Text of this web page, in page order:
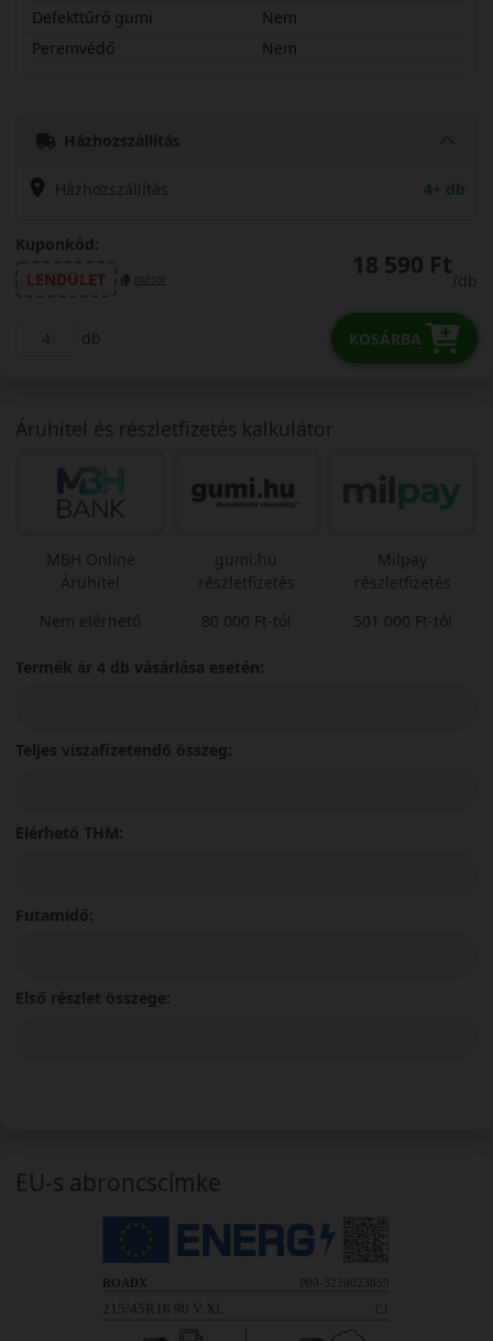
Defekttűrő gumi
Nem
Peremvédő
Nem
Házhozszállítás
Házhozszállítás 4+ db
Kuponkód:
LENDÜLET
másol 18 590 Ft
/db
db KOSÁRBA
Áruhitel és részletfizetés kalkulátor
MBH Online
Áruhitel
Nem elérhető
gumi.hu
részletfizetés
80 000 Ft-tól
Milpay
részletfizetés
501 000 Ft-tól
Termék ár 4 db vásárlása esetén:
Teljes viszafizetendő összeg:
Elérhető THM:
Futamidő:
Első részlet összege:
EU-s abroncscímke